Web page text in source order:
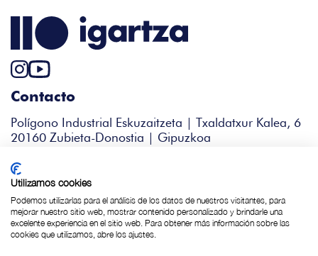
Contacto
Polígono Industrial Eskuzaitzeta | Txaldatxur Kalea, 6
20160 Zubieta-Donostia | Gipuzkoa
+34 943 344 338
igartza@bidfood.es
Política de Cookies
Utilizamos cookies
Podemos utilizarlas para el análisis de los datos de nuestros visitantes, para
mejorar nuestro sitio web, mostrar contenido personalizado y brindarle una
excelente experiencia en el sitio web. Para obtener más información sobre las
cookies que utilizamos, abre los ajustes.